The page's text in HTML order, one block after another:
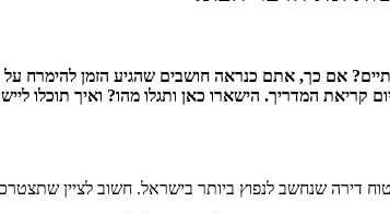
אם כך, אתם כנראה חושבים שהגיע הזמן להימרח
המדריך. הישארו כאן ותגלו מהו? ואיך תוכלו
דירה שנחשב לנפוץ ביותר בישראל. חשוב לציין